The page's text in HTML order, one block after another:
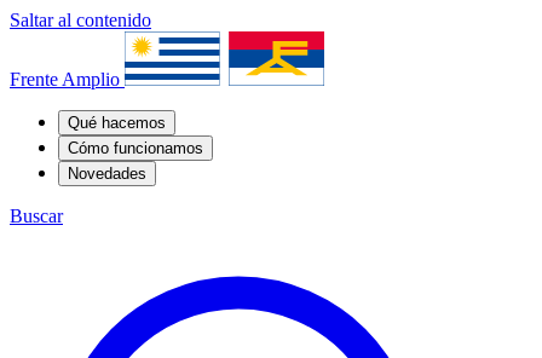
Saltar al contenido
Frente Amplio
Qué hacemos
Cómo funcionamos
Novedades
Buscar